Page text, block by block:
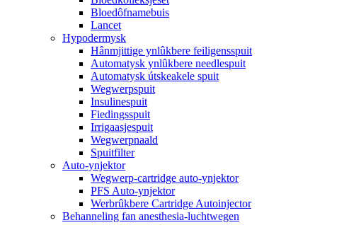
Bloedôfnamebuis
Lancet
Hypodermysk
Hânmjittige ynlûkbere feiligensspuit
Automatysk ynlûkbere needlespuit
Automatysk útskeakele spuit
Wegwerpspuit
Insulinespuit
Fiedingsspuit
Irrigaasjespuit
Wegwerpnaald
Spuitfilter
Auto-ynjektor
Wegwerp-cartridge auto-ynjektor
PFS Auto-ynjektor
Werbrûkbere Cartridge Autoinjector
Behanneling fan anesthesia-luchtwegen